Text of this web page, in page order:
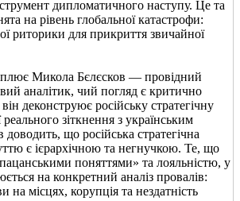
дипломатичного наступу. Це та
на рівень глобальної катастрофи:
риторики для прикриття звичайної
Микола Бєлєсков — провідний
аналітик, чий погляд є критично
деконструює російську стратегічну
зіткнення з українським
що російська стратегічна
є ієрархічною та негнучкою. Те, що
поняттями» та лояльністю, у
на конкретний аналіз провалів:
на місцях, корупція та нездатність